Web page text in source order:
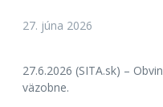
27. júna 2026
27.6.2026 (SITA.sk) –
väzobne.